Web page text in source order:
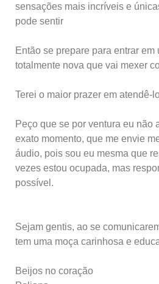
sensações mais incríveis e
pode sentir
Então se prepare para entrar em
totalmente nova que vai mexer
Terei o maior prazer em atendê-
Peço que se por ventura eu não
exato momento, que me envie
áudio, pois sou eu mesma que
vezes estou ocupada, mas
possível.
Sejam gentis, ao se
tem uma moça carinhosa e
Beijos no coração